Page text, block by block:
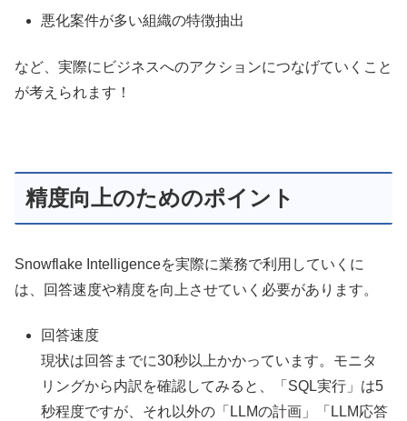
悪化案件が多い組織の特徴抽出
など、実際にビジネスへのアクションにつなげていくこと
が考えられます！
精度向上のためのポイント
Snowflake Intelligenceを実際に業務で利用していくに
は、回答速度や精度を向上させていく必要があります。
回答速度
現状は回答までに30秒以上かかっています。モニタ
リングから内訳を確認してみると、「SQL実行」は5
秒程度ですが、それ以外の「LLMの計画」「LLM応答